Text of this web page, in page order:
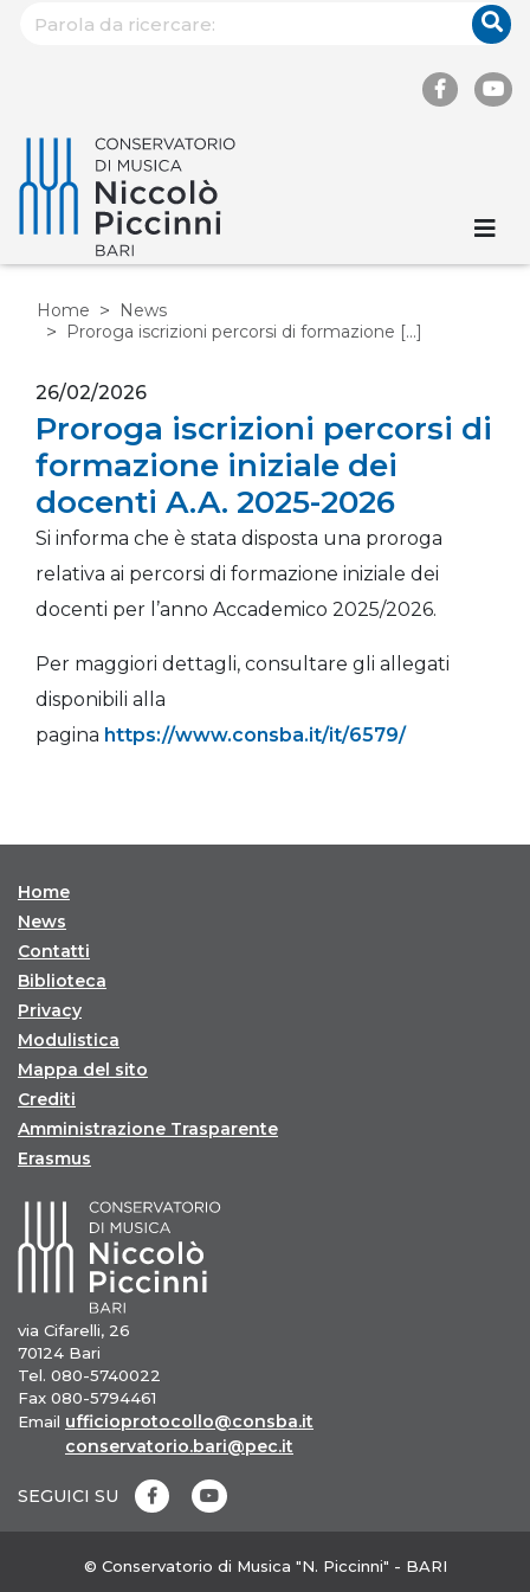
Home
News
Proroga iscrizioni percorsi di formazione [...]
26/02/2026
Proroga iscrizioni percorsi di
formazione iniziale dei
docenti A.A. 2025-2026
Si informa che è stata disposta una proroga
relativa ai percorsi di formazione iniziale dei
docenti per l’anno Accademico 2025/2026.
Per maggiori dettagli, consultare gli allegati
disponibili alla
pagina https://www.consba.it/it/6579/
Home
News
Contatti
Biblioteca
Privacy
Modulistica
Mappa del sito
Crediti
Amministrazione Trasparente
Erasmus
via Cifarelli, 26
70124 Bari
Tel. 080-5740022
Fax 080-5794461
Email ufficioprotocollo@consba.it
conservatorio.bari@pec.it
SEGUICI SU
© Conservatorio di Musica "N. Piccinni" - BARI